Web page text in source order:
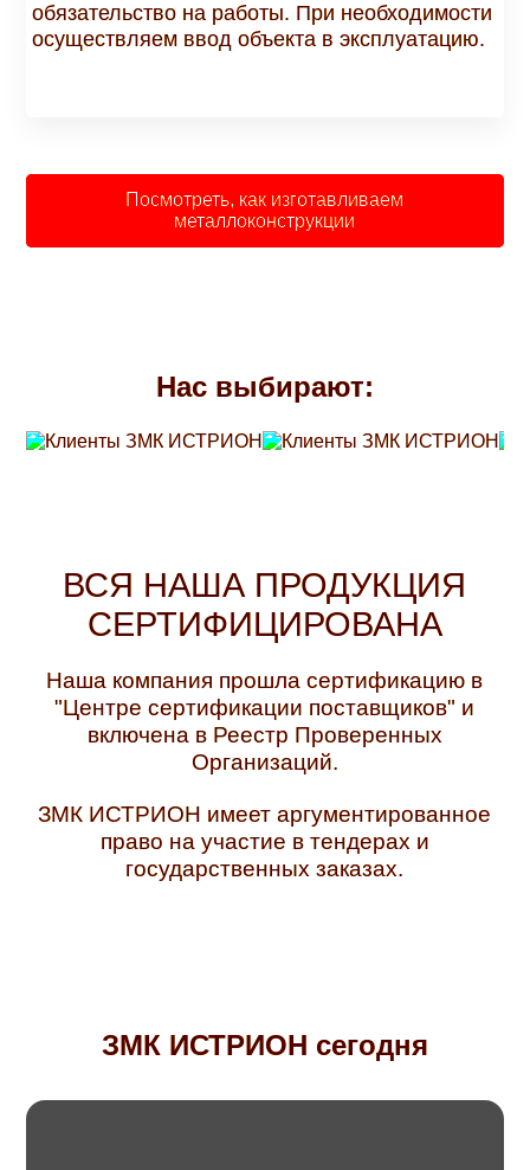
обязательство на работы. При необходимости
осуществляем ввод объекта в эксплуатацию.
Посмотреть, как изготавливаем
металлоконструкции
Нас выбирают:
ВСЯ НАША ПРОДУКЦИЯ
СЕРТИФИЦИРОВАНА
Наша компания прошла сертификацию в
"Центре сертификации поставщиков" и
включена в Реестр Проверенных
Организаций.
ЗМК ИСТРИОН имеет аргументированное
право на участие в тендерах и
государственных заказах.
ЗМК ИСТРИОН сегодня